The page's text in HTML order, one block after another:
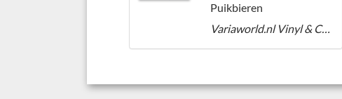
Puikbieren
Variaworld.nl Vinyl & CD's